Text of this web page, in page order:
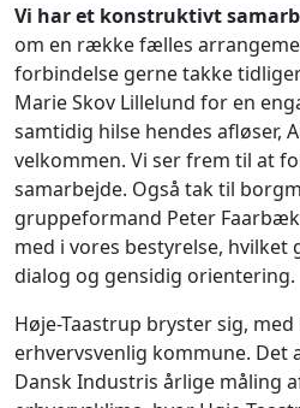
Vi har et konstruktivt
om en række fælles
forbindelse gerne takke
Marie Skov Lillelund for en
samtidig hilse hendes afløser,
velkommen. Vi ser frem til at
samarbejde. Også tak til
gruppeformand Peter
med i vores bestyrelse,
dialog og gensidig orientering.
Høje-Taastrup bryster sig,
erhvervsvenlig kommune. Det
Dansk Industris årlige måling